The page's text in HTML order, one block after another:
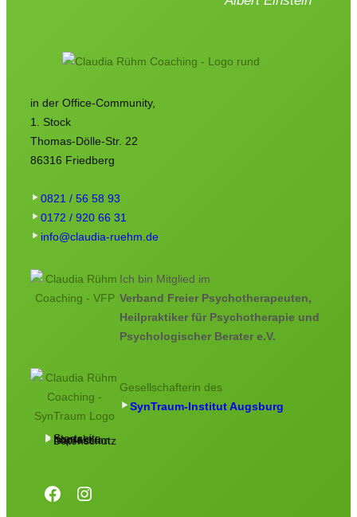
in der Office-Community,
1. Stock
Thomas-Dölle-Str. 22
86316 Friedberg
0821 / 56 58 93
0172 / 920 66 31
info@claudia-ruehm.de
Ich bin Mitglied im
Verband Freier Psychotherapeuten,
Heilpraktiker für Psychotherapie und
Psychologischer Berater e.V.
Gesellschafterin des
SynTraum-Institut Augsburg
Startseite
Kontakt
Impressum
Datenschutz
Facebook Instagram